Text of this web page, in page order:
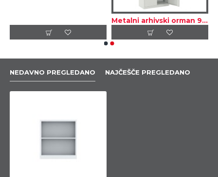
Metalni arhivski orman 92×42×195 cm
NEDAVNO PREGLEDANO NAJČEŠČE PREGLEDANO